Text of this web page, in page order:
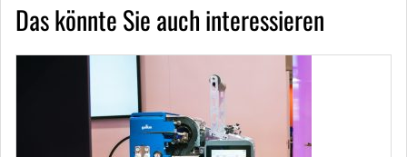
Das könnte Sie auch interessieren